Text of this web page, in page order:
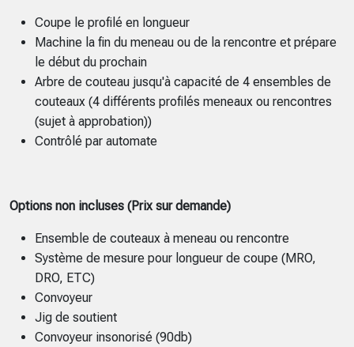
Coupe le profilé en longueur
Machine la fin du meneau ou de la rencontre et prépare
le début du prochain
Arbre de couteau jusqu'à capacité de 4 ensembles de
couteaux (4 différents profilés meneaux ou rencontres
(sujet à approbation))
Contrôlé par automate
Options non incluses (Prix sur demande)
Ensemble de couteaux à meneau ou rencontre
Système de mesure pour longueur de coupe (MRO,
DRO, ETC)
Convoyeur
Jig de soutient
Convoyeur insonorisé (90db)